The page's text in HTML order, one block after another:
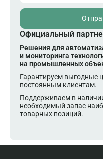
Официальный
Решения для
и мониторинга
на промышленных
Гарантируем выгодные
постоянным клиентам.
Поддерживаем в
необходимый запас
товарных позиций.